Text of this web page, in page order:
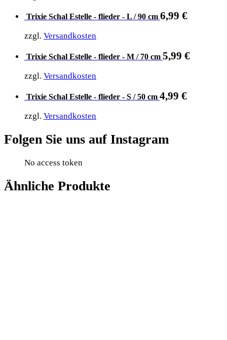
Trixie Schal Estelle - flieder - L / 90 cm 6,99 €
zzgl. Versandkosten
Trixie Schal Estelle - flieder - M / 70 cm 5,99 €
zzgl. Versandkosten
Trixie Schal Estelle - flieder - S / 50 cm 4,99 €
zzgl. Versandkosten
Folgen Sie uns auf Instagram
No access token
Ähnliche Produkte